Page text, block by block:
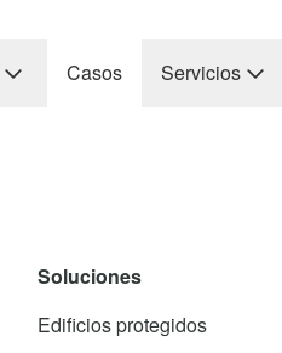
Casos Servicios
Soluciones
Edificios protegidos